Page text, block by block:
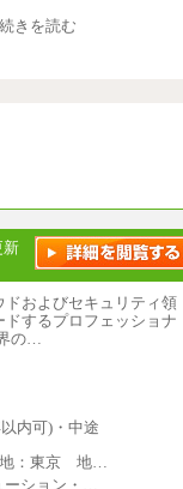
自律的な業務遂行が
定労働時間外に勤務を
外勤務手当を支給しま
与に変更はございませ
変更はありません。
、当社規定により決定
きを読む
新
およびセキュリティ領
するプロフェッショナ
の…
内可)・中途
地：東京 地…
ーション・…